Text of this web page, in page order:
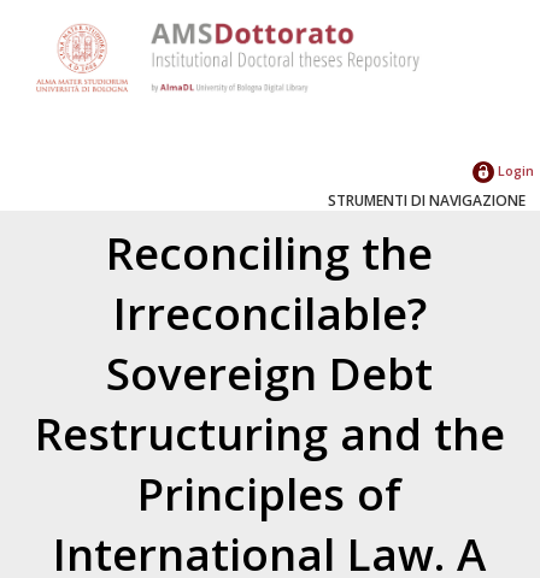
Login
STRUMENTI DI NAVIGAZIONE
Reconciling the
Irreconcilable?
Sovereign Debt
Restructuring and the
Principles of
International Law. A